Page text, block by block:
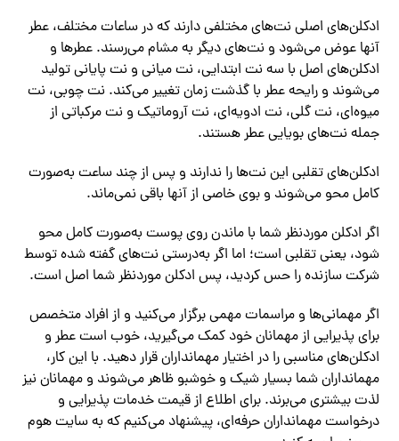
ادکلن‌های اصلی نت‌های مختلفی دارند که در ساعات مختلف، عطر
آنها عوض می‌شود و نت‌های دیگر به مشام می‌رسند. عطرها و
ادکلن‌های اصل با سه نت ابتدایی، نت میانی و نت پایانی تولید
می‌شوند و رایحه عطر با گذشت زمان تغییر می‌کند. نت چوبی، نت
میوه‌ای، نت گلی، نت ادویه‌ای، نت آروماتیک و نت مرکباتی از
جمله نت‌های بویایی عطر هستند.
ادکلن‌های تقلبی این نت‌ها را ندارند و پس از چند ساعت به‌صورت
کامل محو می‌شوند و بوی خاصی از آنها باقی نمی‌ماند.
اگر ادکلن موردنظر شما با ماندن روی پوست به‌صورت کامل محو
شود، یعنی تقلبی است؛ اما اگر به‌درستی نت‌های گفته شده توسط
شرکت سازنده را حس کردید، پس ادکلن موردنظر شما اصل است.
اگر مهمانی‌ها و مراسمات مهمی برگزار می‌کنید و از افراد متخصص
برای پذیرایی از مهمانان خود کمک می‌گیرید، خوب است عطر و
ادکلن‌های مناسبی را در اختیار مهمانداران قرار دهید. با این کار،
مهمانداران شما بسیار شیک و خوشبو ظاهر می‌شوند و مهمانان نیز
لذت بیشتری می‌برند. برای اطلاع از قیمت خدمات پذیرایی و
درخواست مهمانداران حرفه‌ای، پیشنهاد می‌کنیم که به سایت هوم